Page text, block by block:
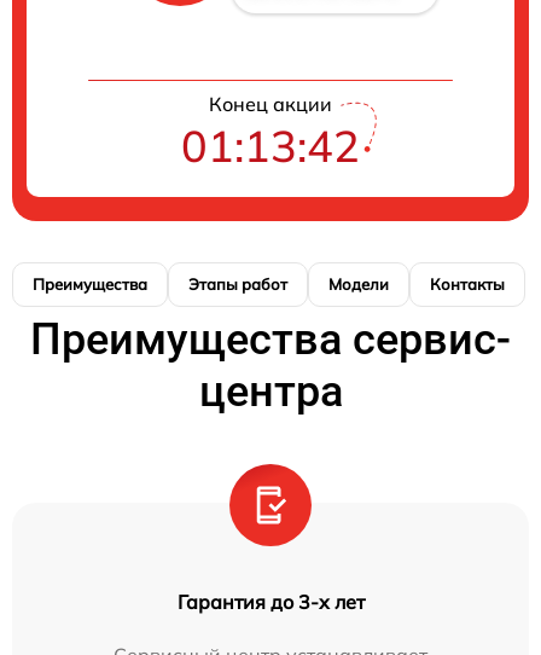
Конец акции
01:13:42
Преимущества Этапы работ Модели Контакты
Преимущества сервис-
центра
Гарантия до 3-х лет